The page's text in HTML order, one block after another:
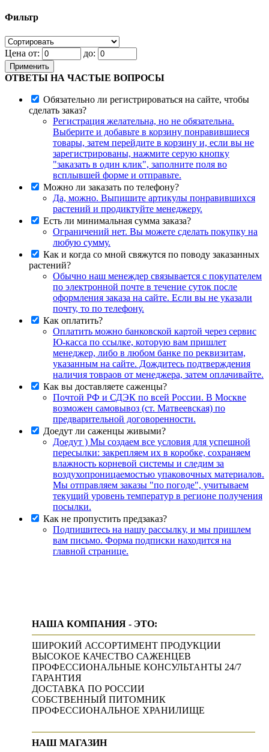
Фильтр
Цена от: до:
Применить
ОТВЕТЫ НА ЧАСТЫЕ ВОПРОСЫ
Обязательно ли регистрироваться на сайте, чтобы
сделать заказ?
Регистрация желательна, но не обязательна.
Выберите и добавьте в корзину понравившиеся
товары, затем перейдите в корзину и, если вы не
зарегистрированы, нажмите серую кнопку
"заказать в один клик", заполните поля во
всплывшей форме и отправьте.
Можно ли заказать по телефону?
Да, можно. Выпишите артикулы понравившихся
растений и продиктуйте менеджеру.
Есть ли минимальная сумма заказа?
Ограничений нет. Вы можете сделать покупку на
любую сумму.
Как и когда со мной свяжутся по поводу заказанных
растений?
Обычно наш менеждер связывается с покупателем
по электронной почте в течение суток после
оформления заказа на сайте. Если вы не указали
почту, то по телефону.
Как оплатить?
Оплатить можно банковской картой через сервис
Ю-касса по ссылке, которую вам пришлет
менеджер, либо в любом банке по реквизитам,
указанным на сайте. Дождитесь подтверждения
наличия товраов от менеджера, затем оплачивайте.
Как вы доставляете саженцы?
Почтой РФ и СДЭК по всей России. В Москве
возможен самовывоз (ст. Матвеевская) по
предварительной договоренности.
Доедут ли саженцы живыми?
Доедут ) Мы создаем все условия для успешной
пересылки: закрепляем их в коробке, сохраняем
влажность корневой системы и следим за
воздухопроницаемостью упаковочных материалов.
Мы отправляем заказы "по погоде", учитываем
текущий уровень температур в регионе получения
посылки.
Как не пропустить предзаказ?
Подпишитесь на нашу рассылку, и мы пришлем
вам письмо. Форма подписки находится на
главной странице.
НАША КОМПАНИЯ - ЭТО:
ШИРОКИЙ АССОРТИМЕНТ ПРОДУКЦИИ
ВЫСОКОЕ КАЧЕСТВО САЖЕНЦЕВ
ПРОФЕССИОНАЛЬНЫЕ КОНСУЛЬТАНТЫ 24/7
ГАРАНТИЯ
ДОСТАВКА ПО РОССИИ
СОБСТВЕННЫЙ ПИТОМНИК
ПРОФЕССИОНАЛЬНОЕ ХРАНИЛИЩЕ
НАШ МАГАЗИН